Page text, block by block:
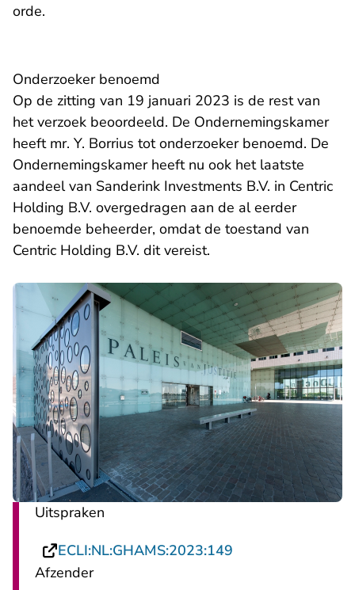
orde.
Onderzoeker benoemd
Op de zitting van 19 januari 2023 is de rest van
het verzoek beoordeeld. De Ondernemingskamer
heeft mr. Y. Borrius tot onderzoeker benoemd. De
Ondernemingskamer heeft nu ook het laatste
aandeel van Sanderink Investments B.V. in Centric
Holding B.V. overgedragen aan de al eerder
benoemde beheerder, omdat de toestand van
Centric Holding B.V. dit vereist.
Uitspraken
ECLI:NL:GHAMS:2023:149
Afzender